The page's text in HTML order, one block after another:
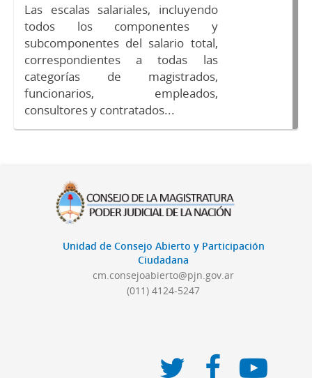
Las escalas salariales, incluyendo
todos los componentes y
subcomponentes del salario total,
correspondientes a todas las
categorías de magistrados,
funcionarios, empleados,
consultores y contratados...
Unidad de Consejo Abierto y Participación
Ciudadana
cm.consejoabierto@pjn.gov.ar
(011) 4124-5247